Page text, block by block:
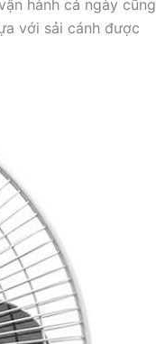
hành cả ngày cũng
với sải cánh được